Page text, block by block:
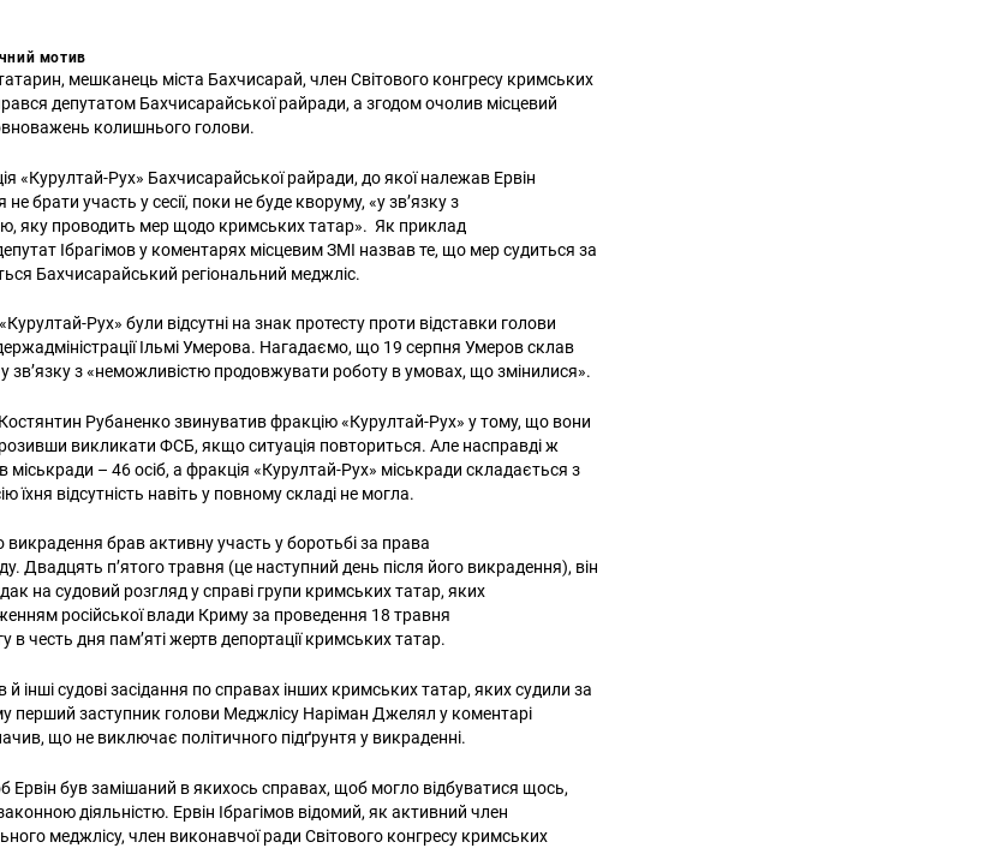
Пошук за запитом:
мотив
мешканець міста Бахчисарай, член Світового конгресу кримських
депутатом Бахчисарайської райради, а згодом очолив місцевий
колишнього голови.
«Курултай-Рух» Бахчисарайської райради, до якої належав Ервін
брати участь у сесії, поки не буде кворуму, «у зв’язку з
яку проводить мер щодо кримських татар». Як приклад
Ібрагімов у коментарях місцевим ЗМІ назвав те, що мер судиться за
Бахчисарайський регіональний меджліс.
Рух» були відсутні на знак протесту проти відставки голови
Ільмі Умерова. Нагадаємо, що 19 серпня Умеров склав
з «неможливістю продовжувати роботу в умовах, що змінилися».
Рубаненко звинуватив фракцію «Курултай-Рух» у тому, що вони
викликати ФСБ, якщо ситуація повториться. Але насправді ж
міськради – 46 осіб, а фракція «Курултай-Рух» міськради складається з
їхня відсутність навіть у повному складі не могла.
викрадення брав активну участь у боротьбі за права
Двадцять п’ятого травня (це наступний день після його викрадення), він
на судовий розгляд у справі групи кримських татар, яких
російської влади Криму за проведення 18 травня
в честь дня пам’яті жертв депортації кримських татар.
й інші судові засідання по справах інших кримських татар, яких судили за
перший заступник голови Меджлісу Наріман Джелял у коментарі
що не виключає політичного підґрунтя у викраденні.
Ервін був замішаний в якихось справах, щоб могло відбуватися щось,
діяльністю. Ервін Ібрагімов відомий, як активний член
меджлісу, член виконавчої ради Світового конгресу кримських